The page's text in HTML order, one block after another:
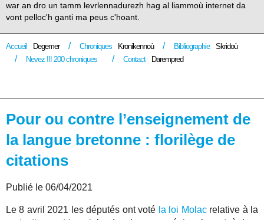
war an dro un tamm levrlennadurezh hag al liammoù internet da
vont pelloc'h ganti ma peus c'hoant.
Accueil Degemer Chroniques Kronikennoù Bibliographie
Skridoù
Nevez !!! 200 chroniques
Contact Darempred
Pour ou contre l’enseignement de
la langue bretonne : florilège de
citations
Publié le 06/04/2021
Le 8 avril 2021 les députés ont voté la loi Molacrelative à la